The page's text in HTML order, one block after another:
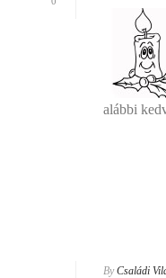
alábbi
By Családi